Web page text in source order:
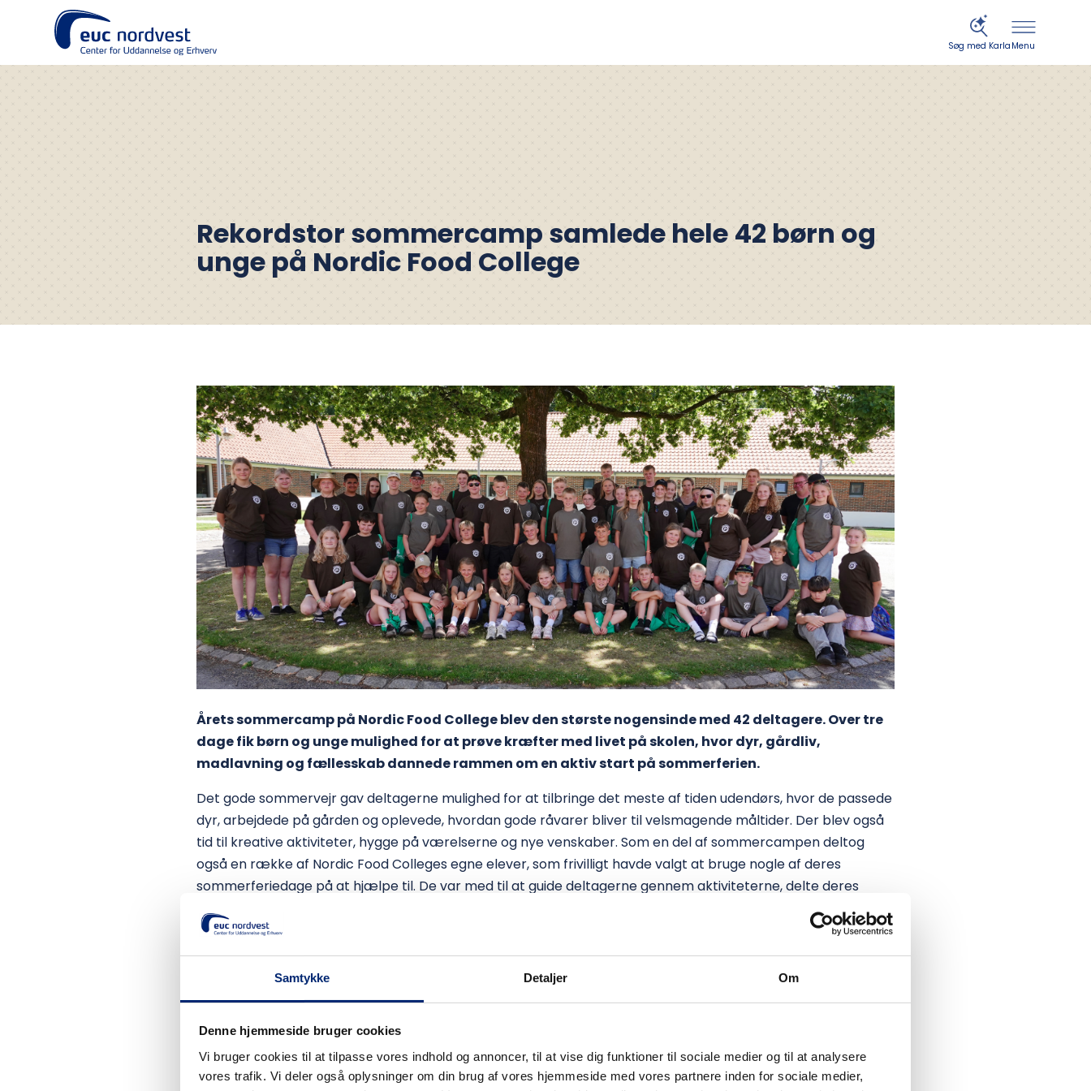
Samtykke Detaljer Om
Denne hjemmeside bruger cookies
Vi bruger cookies til at tilpasse vores indhold og annoncer, til at vise dig funktioner til sociale medier og til at analysere
vores trafik. Vi deler også oplysninger om din brug af vores hjemmeside med vores partnere inden for sociale medier,
Søg med Karla Menu
Rekordstor sommercamp samlede hele 42 børn og
unge på Nordic Food College
Årets sommercamp på Nordic Food College blev den største nogensinde med 42 deltagere. Over tre
dage fik børn og unge mulighed for at prøve kræfter med livet på skolen, hvor dyr, gårdliv,
madlavning og fællesskab dannede rammen om en aktiv start på sommerferien.
Det gode sommervejr gav deltagerne mulighed for at tilbringe det meste af tiden udendørs, hvor de passede
dyr, arbejdede på gården og oplevede, hvordan gode råvarer bliver til velsmagende måltider. Der blev også
tid til kreative aktiviteter, hygge på værelserne og nye venskaber. Som en del af sommercampen deltog
også en række af Nordic Food Colleges egne elever, som frivilligt havde valgt at bruge nogle af deres
sommerferiedage på at hjælpe til. De var med til at guide deltagerne gennem aktiviteterne, delte deres
– Det bedste er fællesskabet. Jeg er sammen med venner, jeg kendte i forvejen, men jeg har også fået nye
venner. Jeg har været glad for at arbejde med dyrene og hjælpe til på gården, fortæller Søren.
11-årige Kirsten fra Dragstrup deltog for første gang. Hun meldte sig til, fordi flere af hendes venner fra skolen
også skulle med, og fordi hun havde fået et godt indtryk af Nordic Food College efter et besøg med sin klasse.